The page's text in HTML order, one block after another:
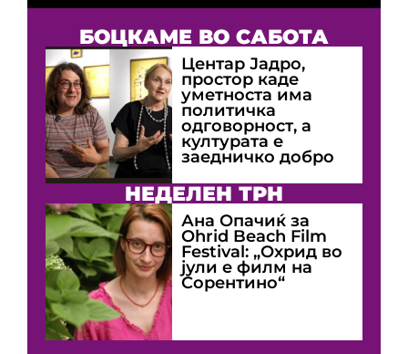
БОЦКАМЕ ВО САБОТА
Центар Јадро,
простор каде
уметноста има
политичка
одговорност, а
културата е
заедничко добро
НЕДЕЛЕН ТРН
Ана Опачиќ за
Оhrid Beach Film
Festival: „Охрид во
јули е филм на
Сорентино“